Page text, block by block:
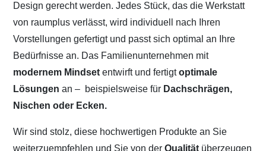
Design gerecht werden. Jedes Stück, das die Werkstatt
von raumplus verlässt, wird individuell nach Ihren
Vorstellungen gefertigt und passt sich optimal an Ihre
Bedürfnisse an. Das Familienunternehmen mit
modernem Mindset entwirft und fertigtoptimale
Lösungen an – beispielsweise für Dachschrägen,
Nischen oder Ecken.
Wir sind stolz, diese hochwertigen Produkte an Sie
weiterzuempfehlen und Sie von derQualität überzeugen